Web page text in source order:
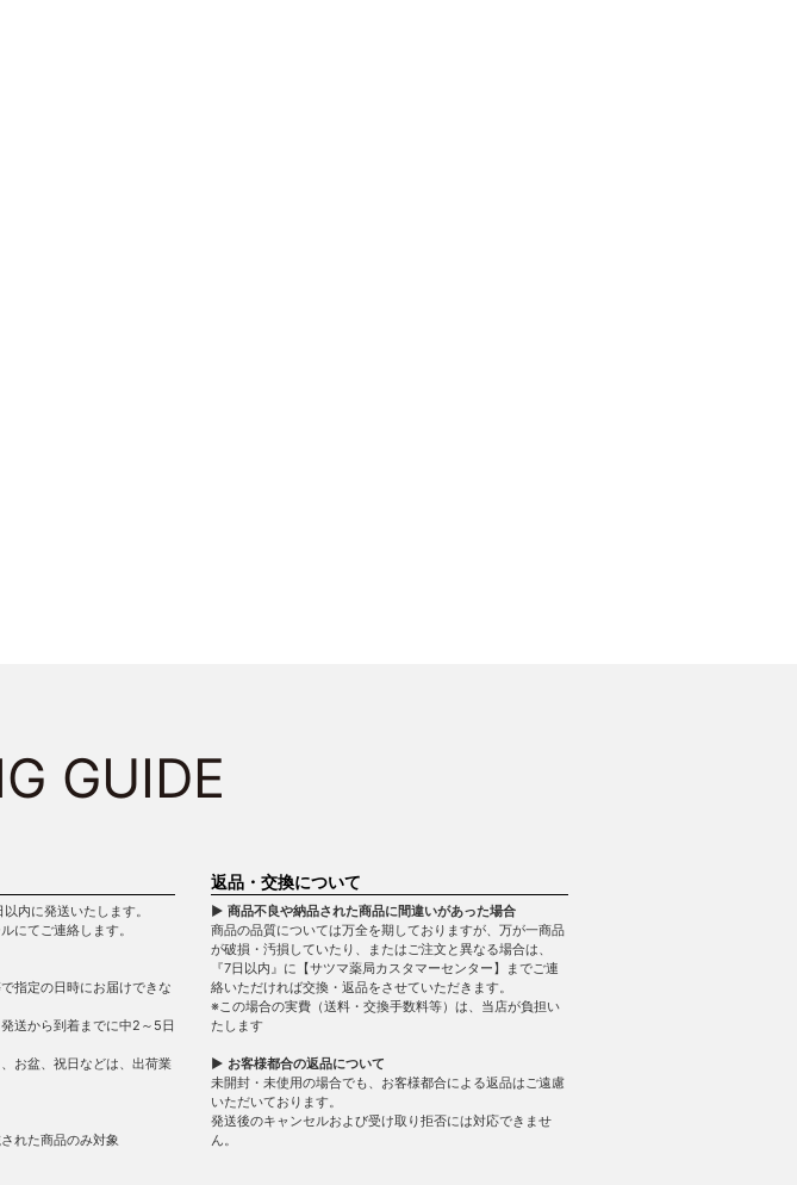
GUIDE
内に発送いたします。
にてご連絡します。
指定の日時にお届けできな
送から到着までに中2～5日
お盆、祝日などは、出荷業
れた商品のみ対象
返品・交換について
▶ 商品不良や納品された商品に間違いがあった場合
商品の品質については万全を期しておりますが、万が一商品
が破損・汚損していたり、またはご注文と異なる場合は、
『7日以内』に【サツマ薬局カスタマーセンター】までご連
絡いただければ交換・返品をさせていただきます。
※この場合の実費（送料・交換手数料等）は、当店が負担い
たします
▶ お客様都合の返品について
未開封・未使用の場合でも、お客様都合による返品はご遠慮
いただいております。
発送後のキャンセルおよび受け取り拒否には対応できませ
ん。